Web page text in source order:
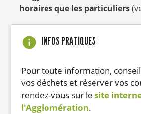
horaires que les particuliers
INFOS PRATIQUES
Pour toute information,
vos déchets et réserver vos
rendez-vous sur le site
l'Agglomération.